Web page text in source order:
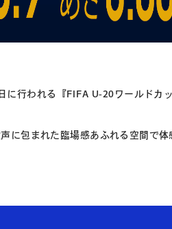
に行われる『FIFA U-20ワールドカ
に包まれた臨場感あふれる空間で体